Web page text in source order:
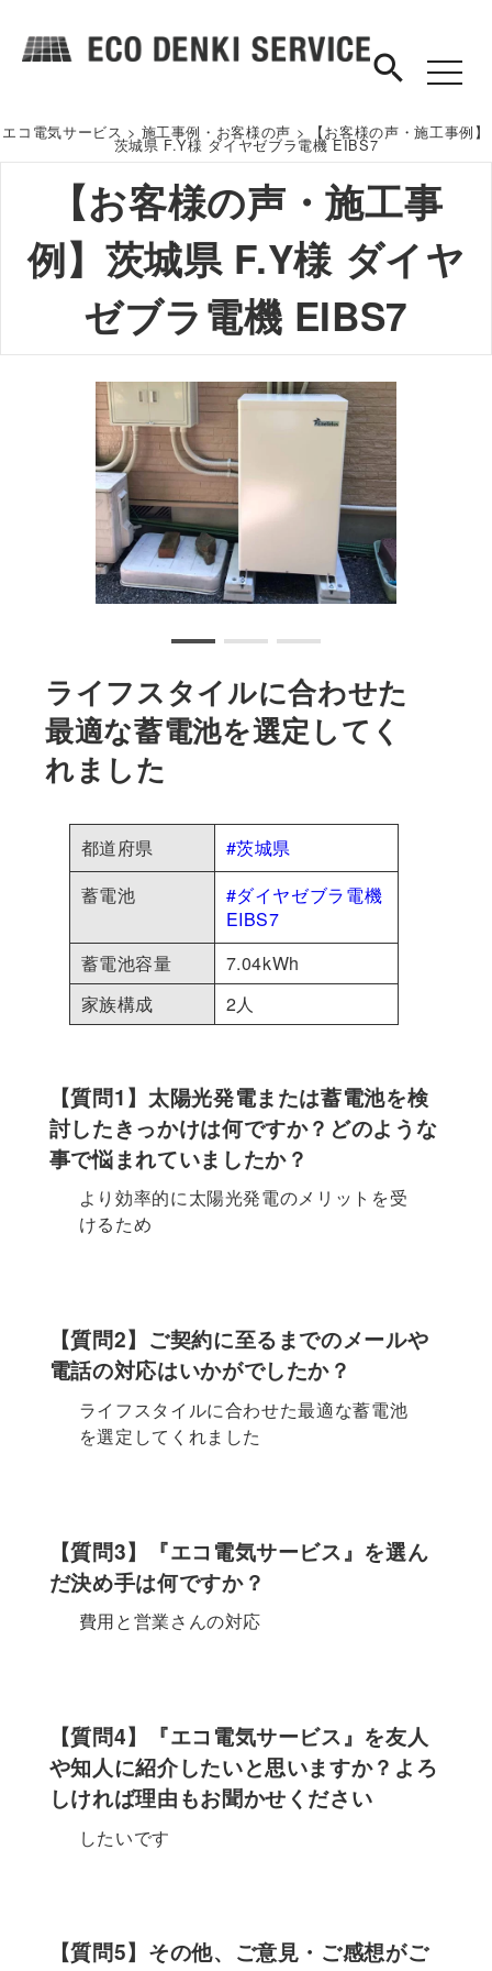
toggle
search
エコ電気サービス > 施工事例・お客様の声 > 【お客様の声・施工事例】
茨城県 F.Y様 ダイヤゼブラ電機 EIBS7
【お客様の声・施工事
例】茨城県 F.Y様 ダイヤ
ゼブラ電機 EIBS7
ライフスタイルに合わせた
最適な蓄電池を選定してく
れました
都道府県
#茨城県
蓄電池
#ダイヤゼブラ電機
EIBS7
蓄電池容量
7.04kWh
家族構成
2人
【質問1】太陽光発電または蓄電池を検
討したきっかけは何ですか？どのような
事で悩まれていましたか？
より効率的に太陽光発電のメリットを受
けるため
【質問2】ご契約に至るまでのメールや
電話の対応はいかがでしたか？
ライフスタイルに合わせた最適な蓄電池
を選定してくれました
【質問3】『エコ電気サービス』を選ん
だ決め手は何ですか？
費用と営業さんの対応
【質問4】『エコ電気サービス』を友人
や知人に紹介したいと思いますか？よろ
しければ理由もお聞かせください
したいです
【質問5】その他、ご意見・ご感想がご